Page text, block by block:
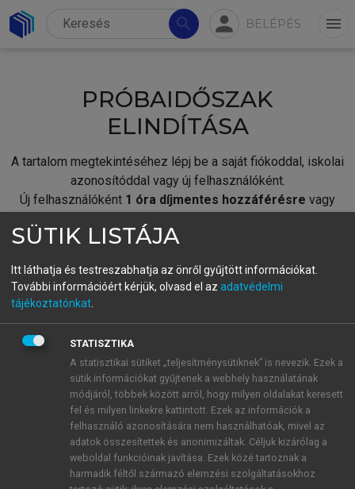
search person BELÉPÉS menu
PRÓBAIDŐSZAK
ELINDÍTÁSA
A tartalom megtekintéséhez lépj be a saját fiókoddal, iskolai
azonosítóddal vagy új felhasználóként.
Új felhasználóként 1 óra díjmentes hozzáférésre vagy
fiókoddal,vagy hozz létre új fiókot.
A regisztráció után apróbaidőszakautomatikusan
BELÉPÉS SAJÁT FIÓKKAL
ÚJ FIÓK LÉTREHOZÁSA
1 óra díjmentes hozzáférés
E-MAIL-CÍM
SÜTIK LISTÁJA
Itt láthatja és testreszabhatja az önről gyűjtött információkat.
További információért kérjük, olvasd el az adatvédelmi
tájékoztatónkat
STATISZTIKA
A statisztikai sütiket „teljesítménysütiknek” is nevezik. Ezek a
sütik információkat gyűjtenek a webhely használatának
módjáról, többek között arról, hogy milyen oldalakat keresett
fel és milyen linkekre kattintott. Ezek az információk a
felhasználó azonosítására nem használhatóak, mivel az
adatok összesítettek és anonimizáltak. Céljuk kizárólag a
weboldal funkcióinak javítása. Ezek közé tartoznak a
harmadik féltől származó elemzési szolgáltatásokhoz